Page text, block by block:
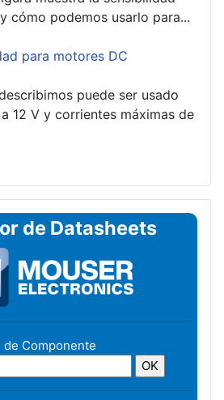
cómo podemos usarlo para...
para motores DC
puede ser usado
12 V y corrientes máximas de
de Datasheets
de Componente